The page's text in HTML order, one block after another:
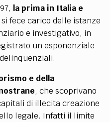
la prima in Italia e
si fece carico delle istanze
e investigativo, in
un esponenziale
e della
, che scoprivano
di illecita creazione
legale. Infatti il limite